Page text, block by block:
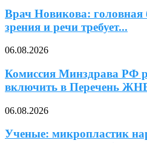
Врач Новикова: головная
зрения и речи требует...
06.08.2026
Комиссия Минздрава РФ
включить в Перечень
06.08.2026
Ученые: микропластик